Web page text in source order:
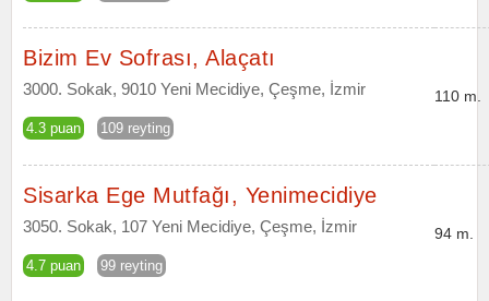
Bizim Ev Sofrası, Alaçatı
3000. Sokak, 9010 Yeni Mecidiye, Çeşme, İzmir
4.3 puan 109 reyting
110 m.
Sisarka Ege Mutfağı, Yenimecidiye
3050. Sokak, 107 Yeni Mecidiye, Çeşme, İzmir
4.7 puan 99 reyting
94 m.